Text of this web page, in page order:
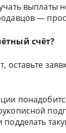
выплаты
—
счёт?
оставьте